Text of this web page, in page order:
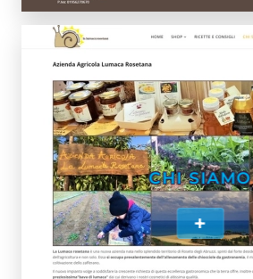
CHI SIAMO
+